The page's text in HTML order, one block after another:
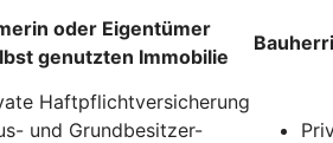
oder Eigentümer
genutzten Immobilie
Haftpflichtversicherung
und Grundbesitzer-